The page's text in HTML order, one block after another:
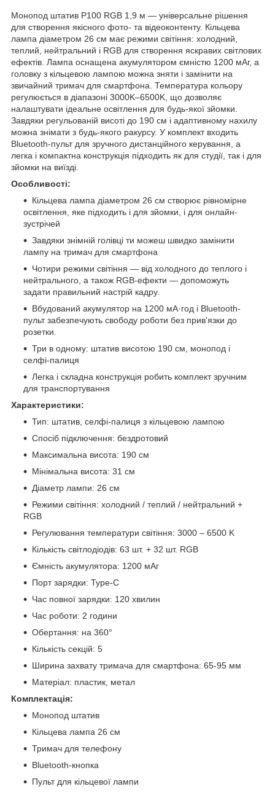
Монопод штатив P100 RGB 1,9 м — універсальне рішення
для створення якісного фото- та відеоконтенту. Кільцева
лампа діаметром 26 см має режими світіння: холодний,
теплий, нейтральний і RGB для створення яскравих світлових
ефектів. Лампа оснащена акумулятором ємністю 1200 мАг, а
головку з кільцевою лампою можна зняти і замінити на
звичайний тримач для смартфона. Температура кольору
регулюється в діапазоні 3000K–6500K, що дозволяє
налаштувати ідеальне освітлення для будь-якої зйомки.
Завдяки регульованій висоті до 190 см і адаптивному нахилу
можна знімати з будь-якого ракурсу. У комплект входить
Bluetooth-пульт для зручного дистанційного керування, а
легка і компактна конструкція підходить як для студії, так і для
зйомки на виїзді.
Особливості:
Кільцева лампа діаметром 26 см створює рівномірне
освітлення, яке підходить і для зйомки, і для онлайн-
зустрічей
Завдяки знімній голівці ти можеш швидко замінити
лампу на тримач для смартфона
Чотири режими світіння — від холодного до теплого і
нейтрального, а також RGB-ефекти — допоможуть
задати правильний настрій кадру.
Вбудований акумулятор на 1200 мА·год і Bluetooth-
пульт забезпечують свободу роботи без прив'язки до
розетки.
Три в одному: штатив висотою 190 см, монопод і
селфі-палиця
Легка і складна конструкція робить комплект зручним
для транспортування
Характеристики:
Тип: штатив, селфі-палиця з кільцевою лампою
Спосіб підключення: бездротовий
Максимальна висота: 190 см
Мінімальна висота: 31 см
Діаметр лампи: 26 см
Режими світіння: холодний / теплий / нейтральний +
RGB
Регулювання температури світіння: 3000 – 6500 K
Кількість світлодіодів: 63 шт. + 32 шт. RGB
Ємність акумулятора: 1200 мАг
Порт зарядки: Type-C
Час повної зарядки: 120 хвилин
Час роботи: 2 години
Обертання: на 360°
Кількість секцій: 5
Ширина захвату тримача для смартфона: 65-95 мм
Матеріал: пластик, метал
Комплектація:
Монопод штатив
Кільцева лампа 26 см
Тримач для телефону
Bluetooth-кнопка
Пульт для кільцевої лампи